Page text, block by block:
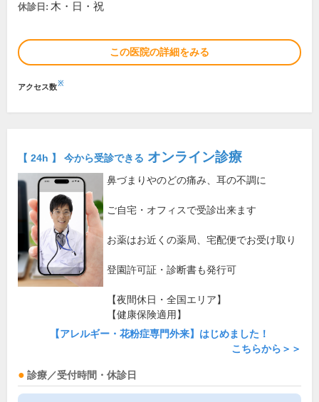
休診日: 木・日・祝
この医院の詳細をみる
アクセス数※
【 24h 】 今から受診できる オンライン診療
鼻づまりやのどの痛み、耳の不調に
ご自宅・オフィスで受診出来ます
お薬はお近くの薬局、宅配便でお受け取り
登園許可証・診断書も発行可
【夜間休日・全国エリア】
【健康保険適用】
【アレルギー・花粉症専門外来】はじめました！
こちらから＞＞
診療／受付時間・休診日